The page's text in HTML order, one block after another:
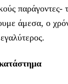
παράγοντες-
άμεσα, ο